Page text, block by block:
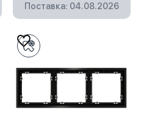
Поставка: 04.08.2026